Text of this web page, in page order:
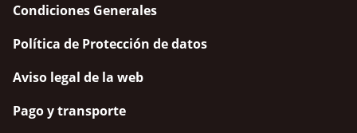
Condiciones Generales
Política de Protección de datos
Aviso legal de la web
Pago y transporte